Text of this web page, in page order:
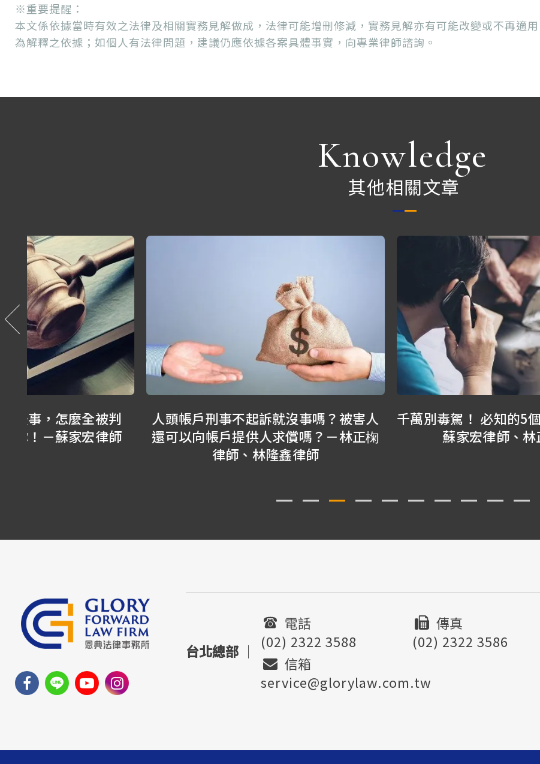
※重要提醒：
本文係依據當時有效之法律及相關實務見解做成，法律可能增刪修減，實務見解亦有可能改變或不再適
為解釋之依據；如個人有法律問題，建議仍應依據各案具體事實，向專業律師諮詢。
Knowledge
其他相關文章
人頭帳戶刑事不起訴就沒事嗎？被害人
還可以向帳戶提供人求償嗎？－林正椈
千萬別毒駕！ 必知的5個悲慘法律代價－
蘇家宏律師、林正椈律師
台北總部 ｜
電話
(02) 2322 3588
傳真
(02) 2322 3586
信箱
service@glorylaw.com.tw